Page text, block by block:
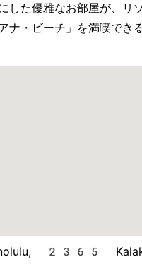
した優雅なお部屋が、リ
2365